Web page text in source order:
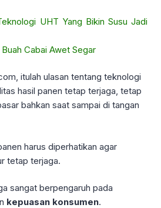
UHT Yang Bikin Susu Jadi
Cabai Awet Segar
itulah ulasan tentang teknologi
hasil panen tetap terjaga, tetap
bahkan saat sampai di tangan
harus diperhatikan agar
tetap terjaga.
sangat berpengaruh pada
kepuasan konsumen.